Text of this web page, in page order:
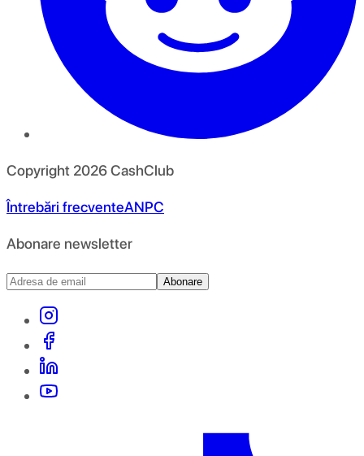
Copyright 2026CashClub
Întrebări frecventeANPC
Abonare newsletter
Abonare